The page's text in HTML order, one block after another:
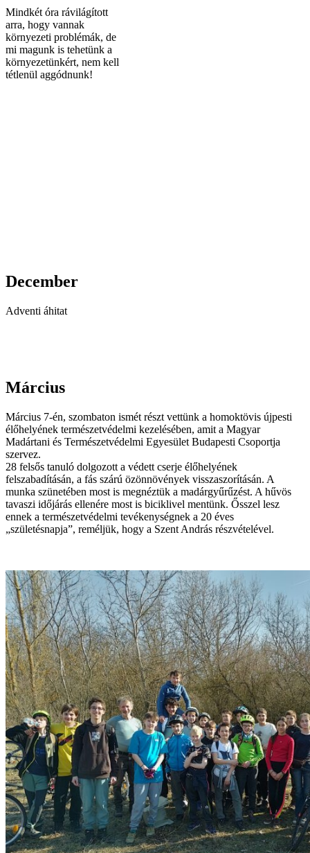
Mindkét óra rávilágított
arra, hogy vannak
környezeti problémák, de
mi magunk is tehetünk a
környezetünkért, nem kell
tétlenül aggódnunk!
December
Adventi áhitat
Március
Március 7-én, szombaton ismét részt vettünk a homoktövis újpesti
élőhelyének természetvédelmi kezelésében, amit a Magyar
Madártani és Természetvédelmi Egyesület Budapesti Csoportja
szervez.
28 felsős tanuló dolgozott a védett cserje élőhelyének
felszabadításán, a fás szárú özönnövények visszaszorításán. A
munka szünetében most is megnéztük a madárgyűrűzést. A hűvös
tavaszi időjárás ellenére most is biciklivel mentünk. Ősszel lesz
ennek a természetvédelmi tevékenységnek a 20 éves
„születésnapja”, reméljük, hogy a Szent András részvételével.